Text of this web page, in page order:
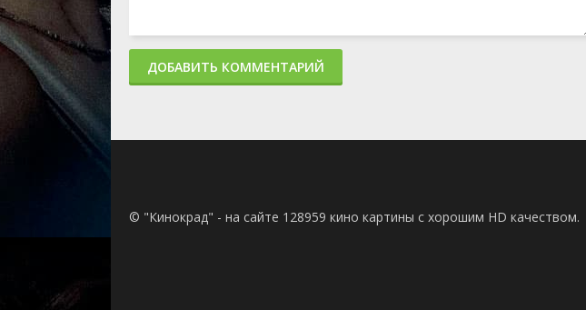
ДОБАВИТЬ КОММЕНТАРИЙ
© "Кинокрад" - на сайте 128959 кино картины с хорошим HD качеством.